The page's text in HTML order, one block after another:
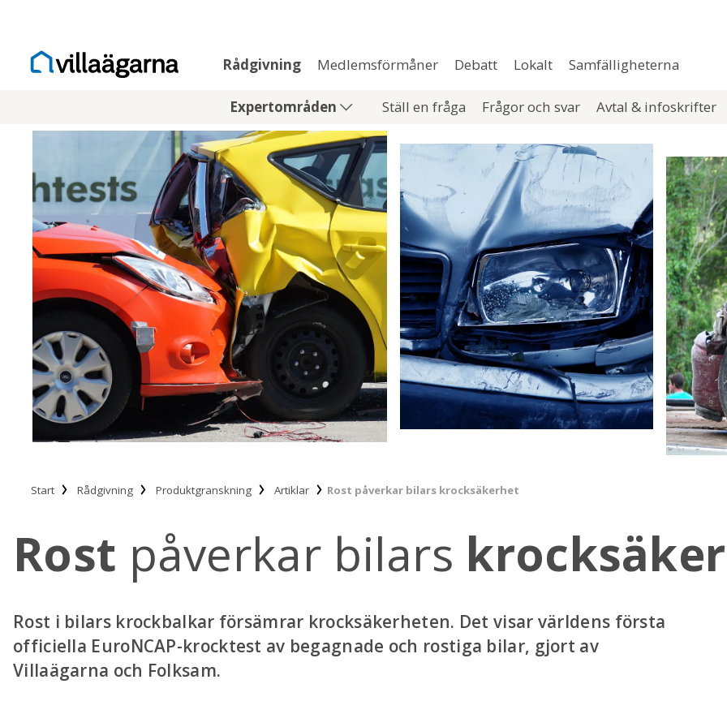
Rådgivning Medlemsförmåner Debatt Lokalt Samfälligheterna
Expertområden Ställ en fråga Frågor och svar Avtal & infoskrifter
Start Rådgivning Produktgranskning Artiklar Rost påverkar bilars krocksäkerhet
Rost påverkar bilars
Rost i bilars krockbalkar försämrar krocksäkerheten. Det visar världens första
officiella EuroNCAP-krocktest av begagnade och rostiga bilar, gjort av
Villaägarna och Folksam.